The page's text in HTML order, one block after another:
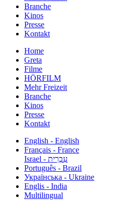
Branche
Kinos
Presse
Kontakt
Home
Greta
Filme
HÖRFILM
Mehr Freizeit
Branche
Kinos
Presse
Kontakt
English - English
Français - France
עִבְרִית - Israel
Português - Brazil
Українська - Ukraine
Englis - India
Multilingual